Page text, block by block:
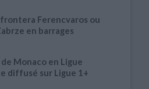
Ferencvaros ou
en barrages
Monaco en Ligue
diffusé sur Ligue 1+